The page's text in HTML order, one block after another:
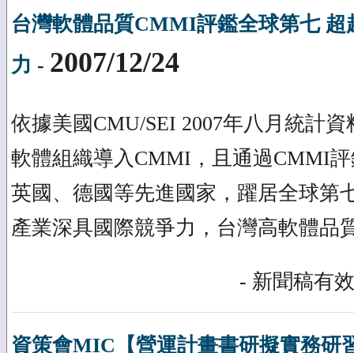
台灣軟體品質CMMI評鑑全球第七 超
力 - 2007/12/24
依據美國CMU/SEI 2007年八月統計
軟體組織導入CMMI，且通過CMMI
英國、德國等先進國家，躍居全球第
產業深具國際競爭力，台灣高軟體品
- 新聞稿有
資策會MIC【營運計畫書研擬實務研